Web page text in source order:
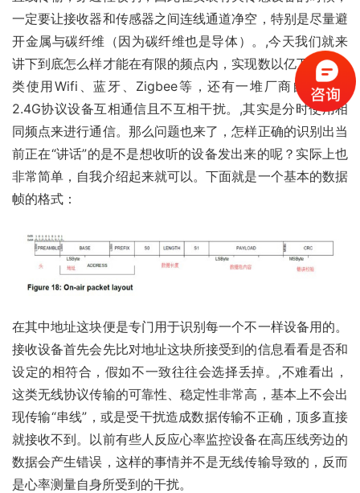
一定要让接收器和传感器之间连线通道净空，特别是尽量避
开金属与碳纤维（因为碳纤维也是导体）。,今天我们就来
讲下到底怎么样才能在有限的频点内，实现数以亿万计的各
类使用Wifi、蓝牙、Zigbee等，还有一堆厂商自己搞的
2.4G协议设备互相通信且不互相干扰。,其实是分时使用相
同频点来进行通信。那么问题也来了，怎样正确的识别出当
前正在“讲话”的是不是想收听的设备发出来的呢？实际上也
非常简单，自我介绍起来就可以。下面就是一个基本的数据
帧的格式：
在其中地址这块便是专门用于识别每一个不一样设备用的。
接收设备首先会先比对地址这块所接受到的信息看看是否和
设定的相符合，假如不一致往往会选择丢掉。,不难看出，
这类无线协议传输的可靠性、稳定性非常高，基本上不会出
现传输“串线”，或是受干扰造成数据传输不正确，顶多直接
就接收不到。以前有些人反应心率监控设备在高压线旁边的
数据会产生错误，这样的事情并不是无线传输导致的，反而
是心率测量自身所受到的干扰。